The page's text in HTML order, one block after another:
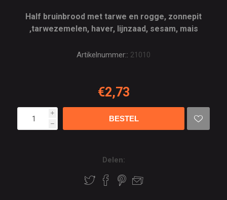
Half bruinbrood met tarwe en rogge, zonnepit
,tarwezemelen, haver, lijnzaad, sesam, mais
Artikelnummer:: 21010
€2,73
i
h
Delen: